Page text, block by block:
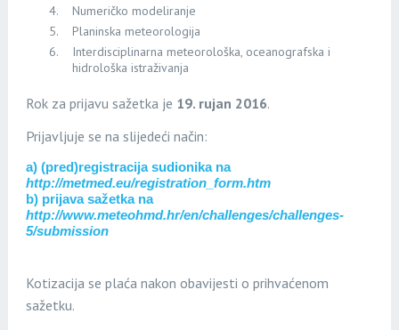
Numeričko modeliranje
Planinska meteorologija
Interdisciplinarna meteorološka, oceanografska i
hidrološka istraživanja
Rok za prijavu sažetka je 19. rujan 2016.
Prijavljuje se na slijedeći način:
a) (pred)registracija sudionika na
http://metmed.eu/registration_form.htm
b) prijava sažetka na
http://www.meteohmd.hr/en/challenges/challenges-
5/submission
Kotizacija se plaća nakon obavijesti o prihvaćenom
sažetku.